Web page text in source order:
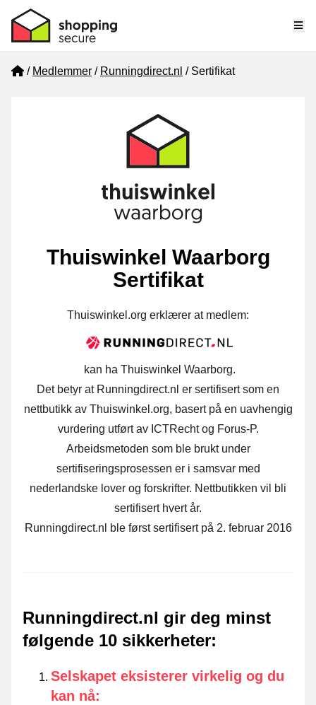
Home
Medlemmer Runningdirect.nl Sertifikat
Thuiswinkel Waarborg
Sertifikat
Thuiswinkel.org erklærer at medlem:
kan ha Thuiswinkel Waarborg.
Det betyr at Runningdirect.nl er sertifisert som en
nettbutikk av Thuiswinkel.org, basert på en uavhengig
vurdering utført av ICTRecht og Forus-P.
Arbeidsmetoden som ble brukt under
sertifiseringsprosessen er i samsvar med
nederlandske lover og forskrifter. Nettbutikken vil bli
sertifisert hvert år.
Runningdirect.nl ble først sertifisert på 2. februar 2016
Runningdirect.nl gir deg minst
følgende 10 sikkerheter:
Selskapet eksisterer virkelig og du
kan nå: